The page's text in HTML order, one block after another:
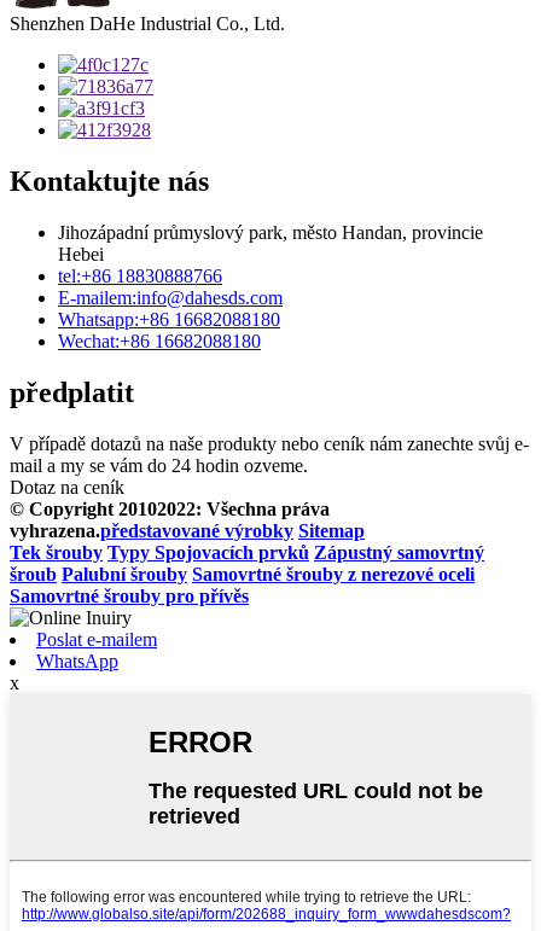
Shenzhen DaHe Industrial Co., Ltd.
Kontaktujte nás
Jihozápadní průmyslový park, město Handan, provincie
Hebei
tel:+86 18830888766
E-mailem:info@dahesds.com
Whatsapp:+86 16682088180
Wechat:+86 16682088180
předplatit
V případě dotazů na naše produkty nebo ceník nám zanechte svůj e-
mail a my se vám do 24 hodin ozveme.
Dotaz na ceník
© Copyright 20102022: Všechna práva
vyhrazena.představované výrobky Sitemap
Tek šrouby Typy Spojovacích prvků Zápustný samovrtný
šroub Palubní šrouby Samovrtné šrouby z nerezové oceli
Samovrtné šrouby pro přívěs
Poslat e-mailem
WhatsApp
x